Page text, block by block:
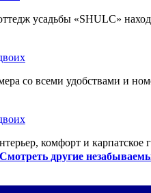
усадьбы «SHULC»
со всеми удобствами и
комфорт и карпатское
Смотреть другие